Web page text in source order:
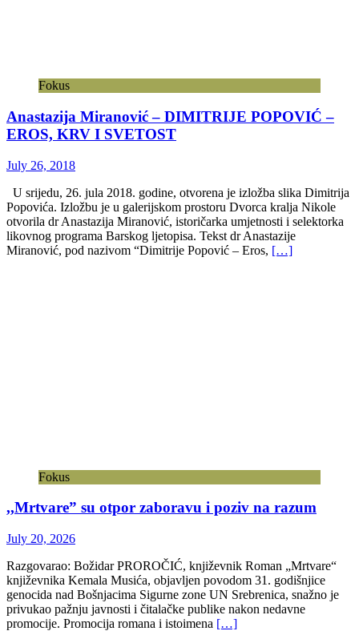
Fokus
Anastazija Miranović – DIMITRIJE POPOVIĆ –
EROS, KRV I SVETOST
July 26, 2018
U srijedu, 26. jula 2018. godine, otvorena je izložba slika Dimitrija
Popovića. Izložbu je u galerijskom prostoru Dvorca kralja Nikole
otvorila dr Anastazija Miranović, istoričarka umjetnosti i selektorka
likovnog programa Barskog ljetopisa. Tekst dr Anastazije
Miranović, pod nazivom “Dimitrije Popović – Eros, […]
Fokus
,,Mrtvare” su otpor zaboravu i poziv na razum
July 20, 2026
Razgovarao: Božidar PROROČIĆ, književnik Roman „Mrtvare“
književnika Kemala Musića, objavljen povodom 31. godišnjice
genocida nad Bošnjacima Sigurne zone UN Srebrenica, snažno je
privukao pažnju javnosti i čitalačke publike nakon nedavne
promocije. Promocija romana i istoimena […]